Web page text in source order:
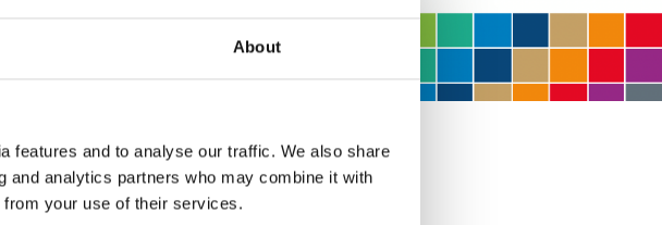
About
features and to analyse our traffic. We also share
and analytics partners who may combine it with
from your use of their services.
på